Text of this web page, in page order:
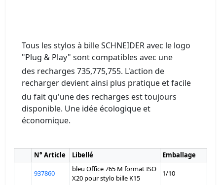
Tous les stylos à bille SCHNEIDER avec le logo
"Plug & Play" sont compatibles avec une
des recharges 735,775,755. L'action de
recharger devient ainsi plus pratique et facile
du fait qu'une des recharges est toujours
disponible. Une idée écologique et
économique.
N° Article Libellé Emballage
937860
bleu Office 765 M format ISO
X20 pour stylo bille K15
1/10